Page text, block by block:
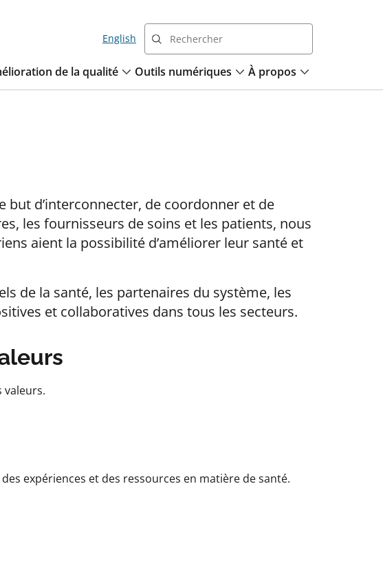
English
de la qualité Outils numériques À propos
but d’interconnecter, de coordonner et de
les fournisseurs de soins et les patients, nous
aient la possibilité d’améliorer leur santé et
de la santé, les partenaires du système, les
et collaboratives dans tous les secteurs.
valeurs.
expériences et des ressources en matière de santé.